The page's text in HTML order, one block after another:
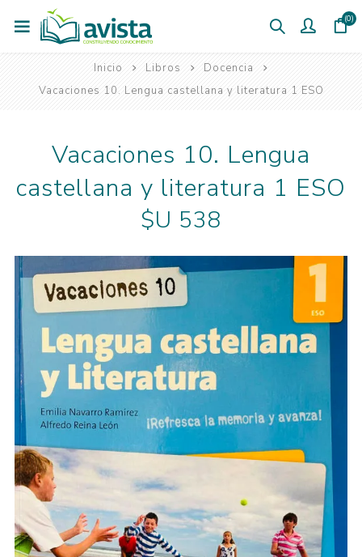
(0)
Inicio Libros
Docencia
Vacaciones 10. Lengua castellana y literatura 1 ESO
Vacaciones 10. Lengua
castellana y literatura 1 ESO
$U 538